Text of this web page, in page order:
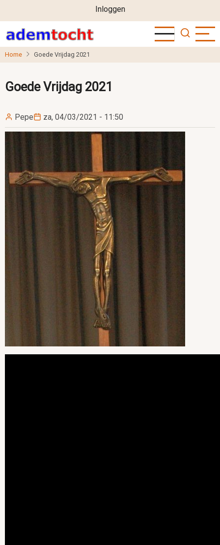
naar
de
inhoud
User
account
menu
Inloggen
Home Goede Vrijdag 2021
Goede Vrijdag 2021
Pepe za, 04/03/2021 - 11:50